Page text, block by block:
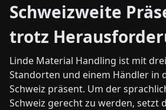
Schweizweite
trotz
Linde Material Handling ist mit
Standorten und einem Händler in
Schweiz präsent. Um der
Schweiz gerecht zu werden, setzt